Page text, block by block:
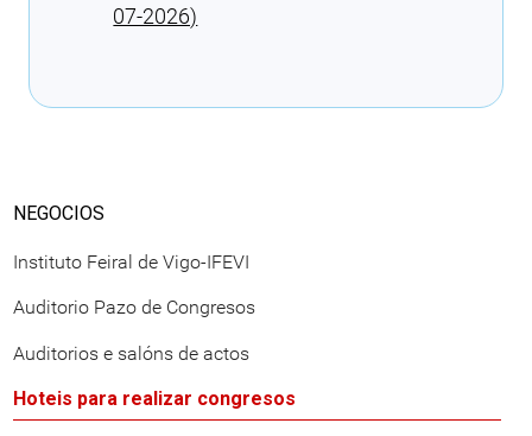
07-2026)
NEGOCIOS
Instituto Feiral de Vigo-IFEVI
Auditorio Pazo de Congresos
Auditorios e salóns de actos
Hoteis para realizar congresos